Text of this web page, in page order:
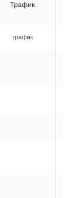
Трафик
трафик